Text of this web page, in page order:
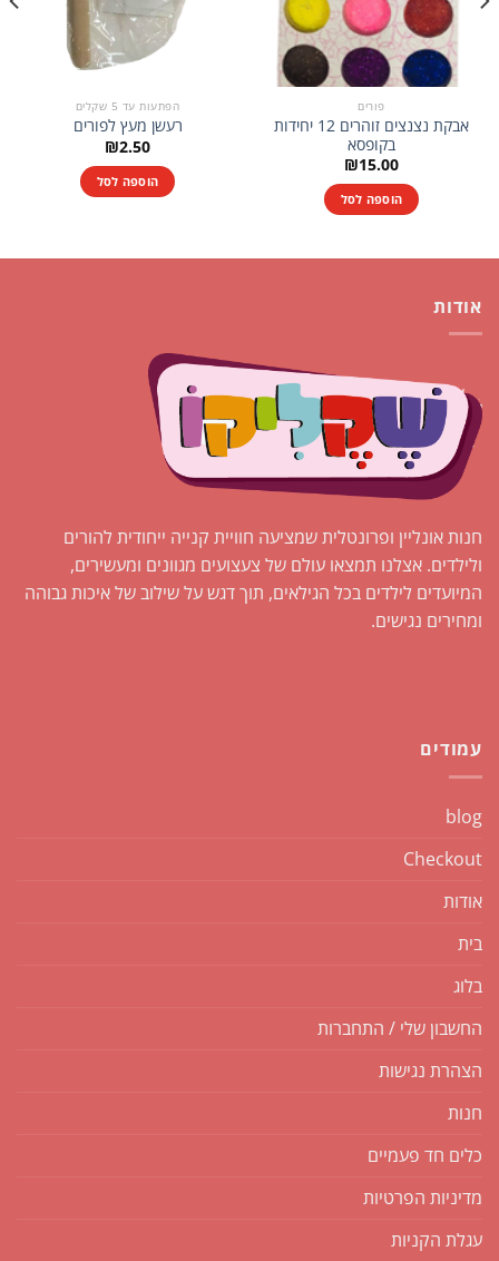
פורים
אבקת נצנצים זוהרים 12 יחידות
בקופסא
₪15.00
הוספה לסל
הפתעות עד 5 שקלים
רעשן מעץ לפורים
₪2.50
הוספה לסל
אודות
חנות אונליין ופרונטלית שמציעה חוויית קנייה ייחודית להורים
ולילדים. אצלנו תמצאו עולם של צעצועים מגוונים ומעשירים,
המיועדים לילדים בכל הגילאים, תוך דגש על שילוב של איכות גבוהה
ומחירים נגישים.
עמודים
blog
Checkout
אודות
בית
בלוג
החשבון שלי / התחברות
הצהרת נגישות
חנות
כלים חד פעמיים
מדיניות הפרטיות
עגלת הקניות